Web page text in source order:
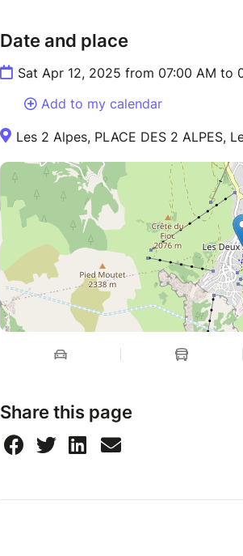
Date and place
Sat Apr 12, 2025 from 07:00 AM to
Add to my calendar
Les 2 Alpes, PLACE DES 2 ALPES,
Share this page